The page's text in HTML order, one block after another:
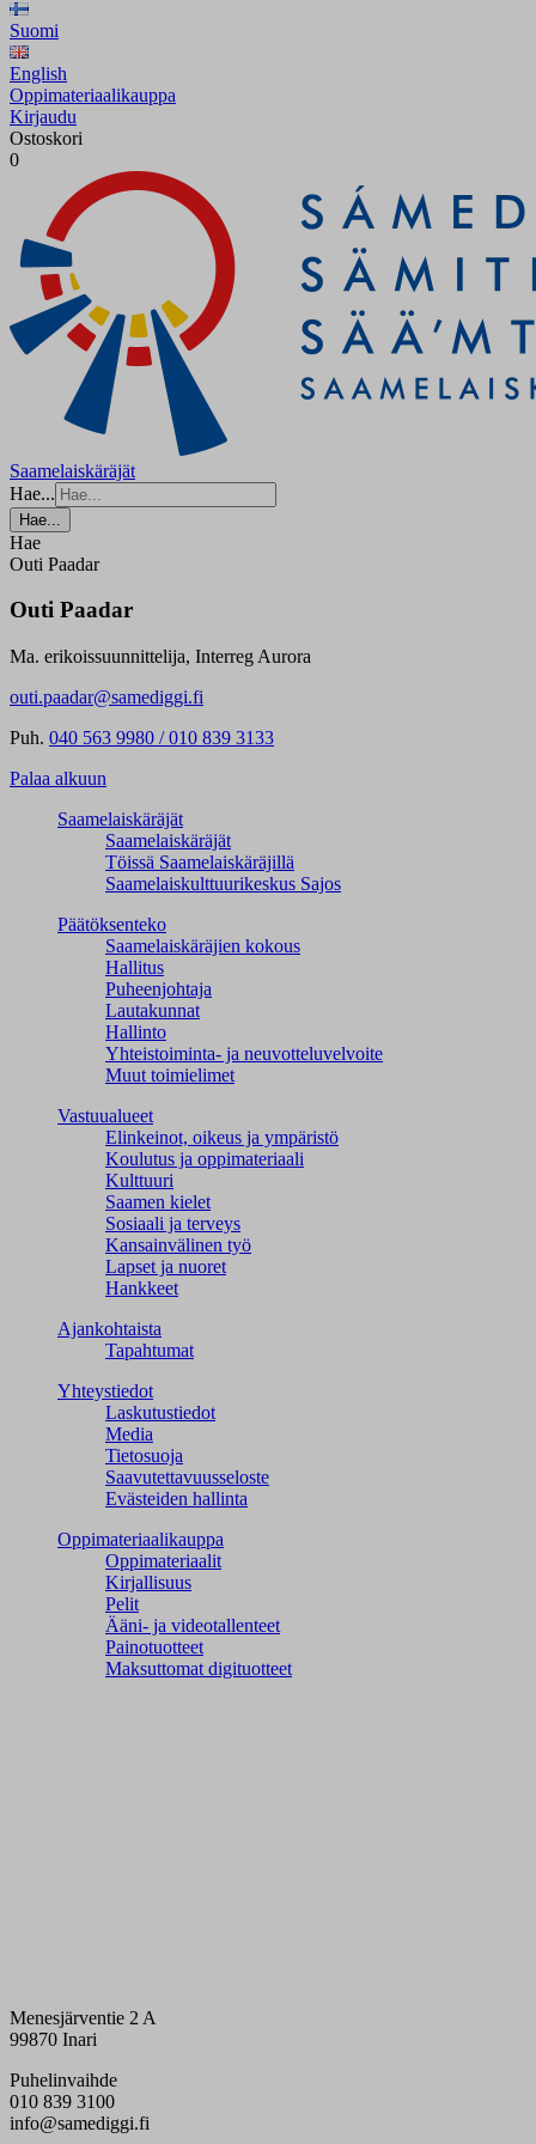
Suomi
English
Oppimateriaalikauppa
Kirjaudu
Ostoskori
0
Saamelaiskäräjät
Hae...
Hae...
Hae
Outi Paadar
Outi Paadar
Ma. erikoissuunnittelija, Interreg Aurora
outi.paadar@samediggi.fi
Puh. 040 563 9980 / 010 839 3133
Palaa alkuun
Saamelaiskäräjät
Saamelaiskäräjät
Töissä Saamelaiskäräjillä
Saamelaiskulttuuri­keskus Sajos
Päätöksenteko
Saamelaiskäräjien kokous
Hallitus
Puheenjohtaja
Lautakunnat
Hallinto
Yhteistoiminta- ja neuvotteluvelvoite
Muut toimielimet
Vastuualueet
Elinkeinot, oikeus ja ympäristö
Koulutus ja oppimateriaali
Kulttuuri
Saamen kielet
Sosiaali ja terveys
Kansainvälinen työ
Lapset ja nuoret
Hankkeet
Ajankohtaista
Tapahtumat
Yhteystiedot
Laskutustiedot
Media
Tietosuoja
Saavutettavuusseloste
Evästeiden hallinta
Oppimateriaalikauppa
Oppimateriaalit
Kirjallisuus
Pelit
Ääni- ja videotallenteet
Painotuotteet
Maksuttomat digituotteet
Menesjärventie 2 A
99870 Inari
Puhelinvaihde
010 839 3100
info@samediggi.fi